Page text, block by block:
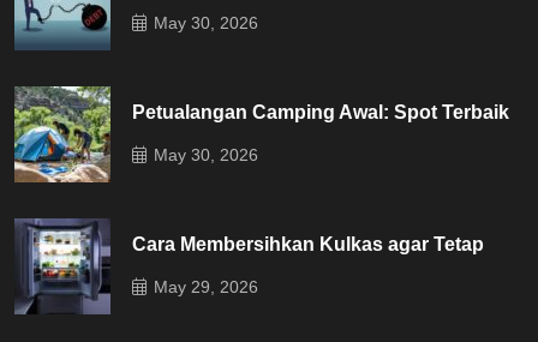
May 30, 2026
Petualangan Camping Awal: Spot Terbaik
May 30, 2026
Cara Membersihkan Kulkas agar Tetap
May 29, 2026